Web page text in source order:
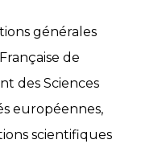
générales
de
des Sciences
européennes,
scientifiques